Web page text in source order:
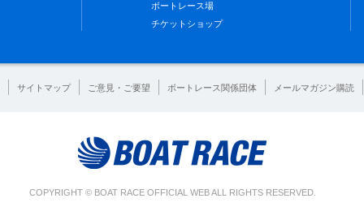
ボートレース場
チケットショップ
サイトマップ ご意見・ご要望 ボートレース関係団体 メールマガジン購読
COPYRIGHT © BOAT RACE OFFICIAL WEB ALL RIGHTS RESERVED.